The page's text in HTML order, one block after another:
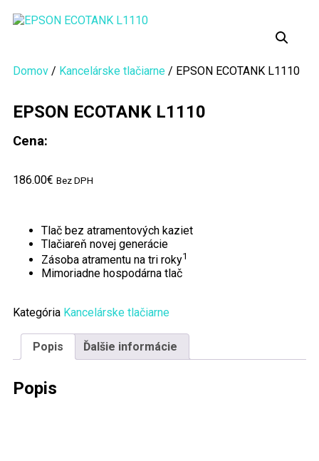
Domov / Kancelárske tlačiarne / EPSON ECOTANK L1110
EPSON ECOTANK L1110
Cena:
186.00€ Bez DPH
Tlač bez atramentových kaziet
Tlačiareň novej generácie
Zásoba atramentu na tri roky1
Mimoriadne hospodárna tlač
Kategória Kancelárske tlačiarne
Popis Ďalšie informácie
Popis